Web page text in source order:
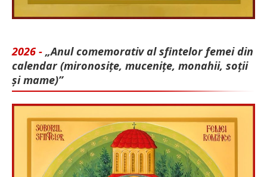
2026 - „Anul comemorativ al sfintelor femei din
calendar (mironosițe, mu­cenițe, monahii, soții
și mame)”